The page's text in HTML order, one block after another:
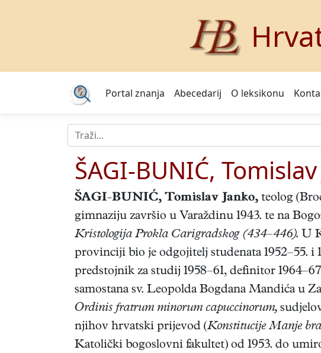
Portal znanja Abecedarij O leksikonu
ŠAGI-BUNIĆ,
ŠAGI-BUNIĆ, Tomislav Janko, teolog
gimnaziju završio u Varaždinu 1943. te na
Kristologija Prokla Carigradskog (434–446). U
provinciji bio je odgojitelj studenata 1952–55. i
predstojnik za studij 1958–61, definitor
samostana sv. Leopolda Bogdana Mandića u
Ordinis fratrum minorum capuccinorum,
njihov hrvatski prijevod (Konstitucije Manje
Katolički bogoslovni fakultet) od 1953. do